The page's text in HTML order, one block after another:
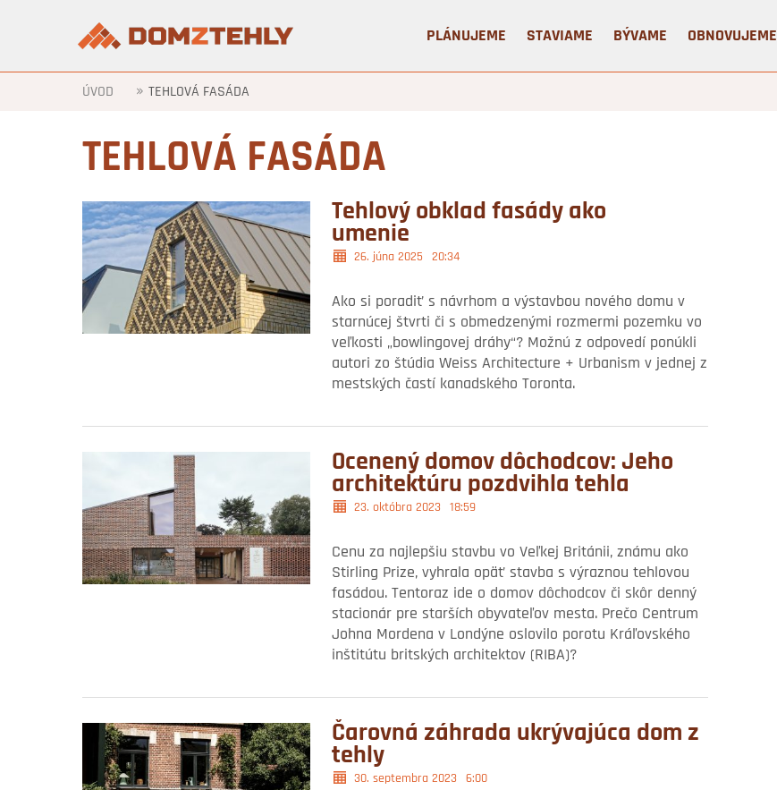
PLÁNUJEME STAVIAME BÝVAME OBNOVUJEME
ÚVOD » TEHLOVÁ FASÁDA
TEHLOVÁ FASÁDA
Tehlový obklad fasády ako
umenie
26. júna 2025 20:34
Ako si poradiť s návrhom a výstavbou nového domu v
starnúcej štvrti či s obmedzenými rozmermi pozemku vo
veľkosti „bowlingovej dráhy“? Možnú z odpovedí ponúkli
autori zo štúdia Weiss Architecture + Urbanism v jednej z
mestských častí kanadského Toronta.
Ocenený domov dôchodcov: Jeho
architektúru pozdvihla tehla
23. októbra 2023 18:59
Cenu za najlepšiu stavbu vo Veľkej Británii, známu ako
Stirling Prize, vyhrala opäť stavba s výraznou tehlovou
fasádou. Tentoraz ide o domov dôchodcov či skôr denný
stacionár pre starších obyvateľov mesta. Prečo Centrum
Johna Mordena v Londýne oslovilo porotu Kráľovského
inštitútu britských architektov (RIBA)?
Čarovná záhrada ukrývajúca dom z
tehly
30. septembra 2023 6:00